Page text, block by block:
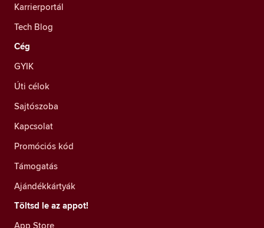
Karrierportál
Tech Blog
Cég
GYIK
Úti célok
Sajtószoba
Kapcsolat
Promóciós kód
Támogatás
Ajándékkártyák
Töltsd le az appot!
App Store